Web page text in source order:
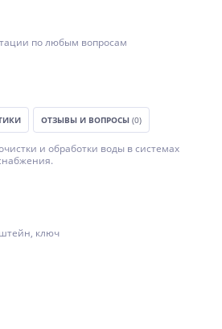
по любым вопросам
ОТЗЫВЫ И ВОПРОСЫ (0)
и обработки воды в системах
ключ